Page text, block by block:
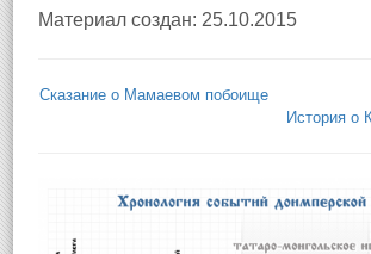
Материал создан: 25.10.2015
Сказание о Мамаевом побоище
История о